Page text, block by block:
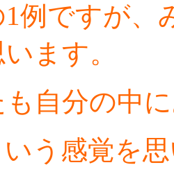
例ですが、
ます。
自分の中
いう感覚を